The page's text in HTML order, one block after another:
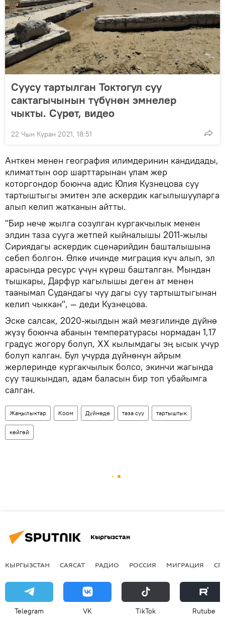
Суусу тартылган Токтогул суу
сактагычынын түбүнөн эмнелер
чыкты. Сүрөт, видео
22 Чын Куран 2021, 18:51
Анткен менен география илимдеринин кандидады,
климаттын оор шарттарынан улам жер
которгондор боюнча адис Юлия Кузнецова суу
тартыштыгы эмитен эле аскердик кагылышууларга
алып келип жатканын айтты.
"Бир нече жылга созулган кургакчылык менен
элдин таза сууга жетпей кыйналышы 2011-жылы
Сириядагы аскердик сценарийдин башталышына
себеп болгон. Өлкө ичинде миграция күч алып, эл
арасында ресурс үчүн күрөш башталган. Мындан
тышкары, Дарфур кагылышы деген ат менен
таанымал Судандагы чуу дагы суу тартыштыгынан
келип чыккан", — деди Кузнецова.
Эске салсак, 2020-жылдын жай мезгилинде дүйнө
жүзү боюнча абанын температурасы нормадан 1,17
градус жогору болуп, XX кылымдагы эң ысык учур
болуп калган. Бул учурда дүйнөнүн айрым
жерлеринде кургакчылык болсо, экинчи жагында
суу ташкындап, адам баласын бир топ убайымга
салган.
Жаңылыктар Коом Дүйнөдө таза суу тартыштык
көйгөй
Кыргызстан
КЫРГЫЗСТАН САЯСАТ РАДИО РОССИЯ МИГРАЦИЯ
Telegram VK ТikТоk Rutube